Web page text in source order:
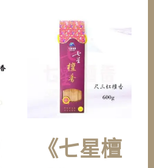
《七星檀